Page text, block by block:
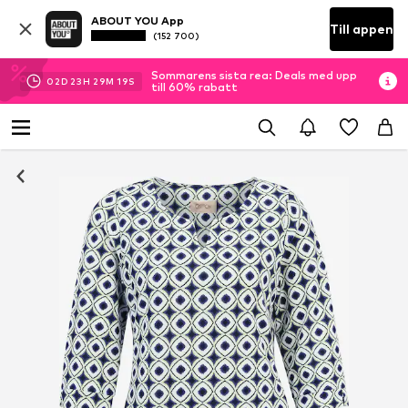
ABOUT YOU App
(152 700) Till appen
02D 23H 29M 18S
Sommarens sista rea: Deals med upp
till 60% rabatt